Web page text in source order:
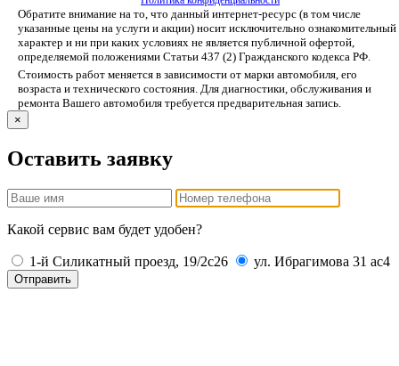
Обратите внимание на то, что данный интернет-ресурс (в том числе
указанные цены на услуги и акции) носит исключительно ознакомительный
характер и ни при каких условиях не является публичной офертой,
определяемой положениями Статьи 437 (2) Гражданского кодекса РФ.
Стоимость работ меняется в зависимости от марки автомобиля, его
возраста и технического состояния. Для диагностики, обслуживания и
ремонта Вашего автомобиля требуется предварительная запись.
×
Оставить заявку
Какой сервис вам будет удобен?
1-й Силикатный проезд, 19/2с26 ул. Ибрагимова 31 ас4
Отправить